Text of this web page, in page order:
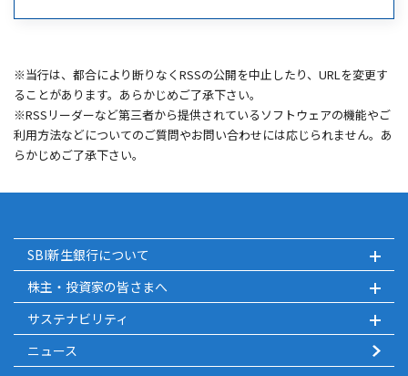
※当行は、都合により断りなくRSSの公開を中止したり、URLを変更す
ることがあります。あらかじめご了承下さい。
※RSSリーダーなど第三者から提供されているソフトウェアの機能やご
利用方法などについてのご質問やお問い合わせには応じられません。あ
らかじめご了承下さい。
SBI新生銀行について
株主・投資家の皆さまへ
サステナビリティ
ニュース